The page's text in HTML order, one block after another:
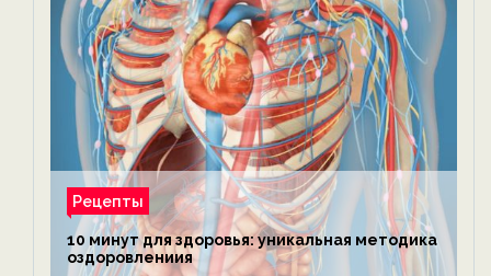
Рецепты
10 минут для здоровья: уникальная методика
оздоровлениия